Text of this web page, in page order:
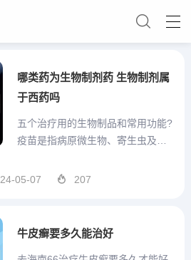
哪类药为生物制剂药 生物制剂属
于西药吗
五个治疗用的生物制品和常用功能?
疫苗是指病原微生物、寄生虫及其
制成的制品，用以接种动物能产生
苗；主要用于健康动物的免疫接
24-05-07 207
牛皮癣要多久能治好